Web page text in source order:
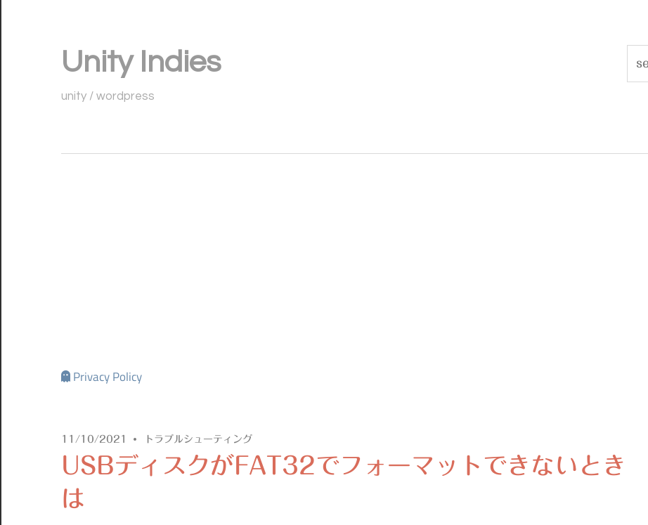
ス
Unity Indies
unity / wordpress
Privacy Policy
11/10/2021 トラブルシューティング
USBディスクがFAT32でフォーマットできないとき
は